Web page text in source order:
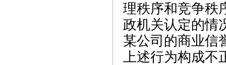
理秩序和竞争秩
政机关认定的情
某公司的商业信
上述行为构成不